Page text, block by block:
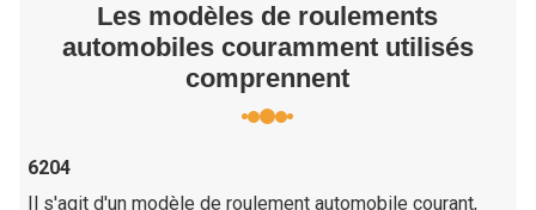
Les modèles de roulements
automobiles couramment utilisés
comprennent
6204
Il s'agit d'un modèle de roulement automobile courant,